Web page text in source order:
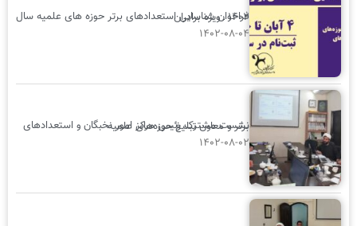
فراخوان شناسایی استعدادهای برتر حوزه های علمیه سال ۱۴۰۲ ـ ویژه برادران
۱۴۰۲-۰۸-۰۴
نشست مشترک رئیس مرکز امور نخبگان و استعدادهای برتر و معاون تبلیغ حوزه‌های علمیه
۱۴۰۲-۰۸-۰۲
گزارش